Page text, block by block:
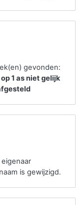
gevonden:
1 as niet gelijk
is gewijzigd.